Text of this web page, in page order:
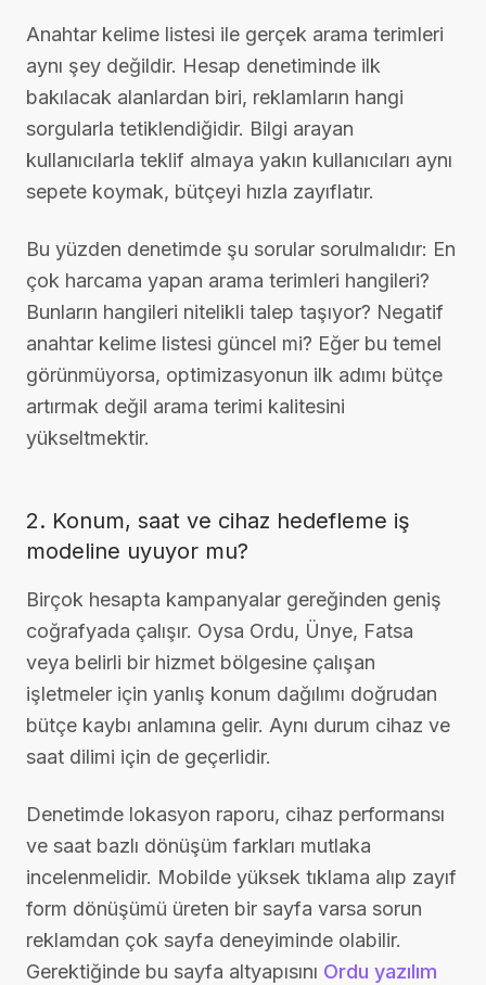
Anahtar kelime listesi ile gerçek arama terimleri
aynı şey değildir. Hesap denetiminde ilk
bakılacak alanlardan biri, reklamların hangi
sorgularla tetiklendiğidir. Bilgi arayan
kullanıcılarla teklif almaya yakın kullanıcıları aynı
sepete koymak, bütçeyi hızla zayıflatır.
Bu yüzden denetimde şu sorular sorulmalıdır: En
çok harcama yapan arama terimleri hangileri?
Bunların hangileri nitelikli talep taşıyor? Negatif
anahtar kelime listesi güncel mi? Eğer bu temel
görünmüyorsa, optimizasyonun ilk adımı bütçe
artırmak değil arama terimi kalitesini
yükseltmektir.
2. Konum, saat ve cihaz hedefleme iş
modeline uyuyor mu?
Birçok hesapta kampanyalar gereğinden geniş
coğrafyada çalışır. Oysa Ordu, Ünye, Fatsa
veya belirli bir hizmet bölgesine çalışan
işletmeler için yanlış konum dağılımı doğrudan
bütçe kaybı anlamına gelir. Aynı durum cihaz ve
saat dilimi için de geçerlidir.
Denetimde lokasyon raporu, cihaz performansı
ve saat bazlı dönüşüm farkları mutlaka
incelenmelidir. Mobilde yüksek tıklama alıp zayıf
form dönüşümü üreten bir sayfa varsa sorun
reklamdan çok sayfa deneyiminde olabilir.
Gerektiğinde bu sayfa altyapısını Ordu yazılım